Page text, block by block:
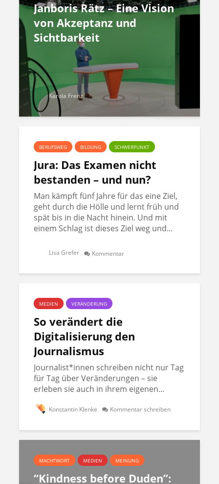
Janboris Rätz – Eine Vision
von Akzeptanz und
Sichtbarkeit
Karola Frenz
BERUFSWEG BILDUNG SCHWERPUNKT
Jura: Das Examen nicht
bestanden – und nun?
Man kämpft fünf Jahre für das eine Ziel,
geht durch die Hölle und lernt früh und
spät bis in die Nacht hinein. Und mit
einem Schlag ist dieses Ziel weg und...
Lisa Grefer Kommentar
MEDIEN VERÄNDERUNG
So verändert die
Digitalisierung den
Journalismus
Journalist*innen schreiben nicht nur Tag
für Tag über Veränderungen – sie
erleben sie auch in ihrem eigenen...
Konstantin Klenke Kommentar schreiben
MACHTWORT MEDIEN MEINUNG
“Kindness before Duden”: